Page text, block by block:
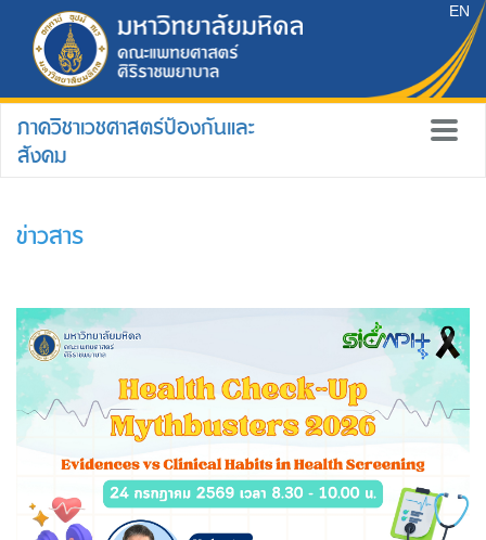
EN
ภาควิชาเวชศาสตร์ป้องกันและ
สังคม
ข่าวสาร